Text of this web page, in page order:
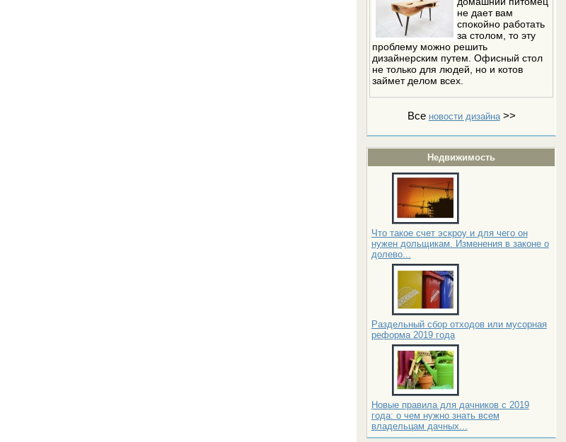
не дает вам
спокойно работать
за столом, то эту
проблему можно решить
дизайнерским путем. Офисный стол
не только для людей, но и котов
займет делом всех.
Все новости дизайна>>
Недвижимость
Что такое счет эскроу и для чего он
нужен дольщикам. Изменения в законе о
долево...
Раздельный сбор отходов или мусорная
реформа 2019 года
Новые правила для дачников с 2019
года: о чем нужно знать всем
владельцам дачных...